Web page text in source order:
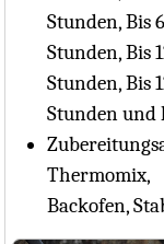
Stunden, Bis 6
Stunden, Bis
Stunden, Bis
Stunden und
Thermomix,
Backofen,